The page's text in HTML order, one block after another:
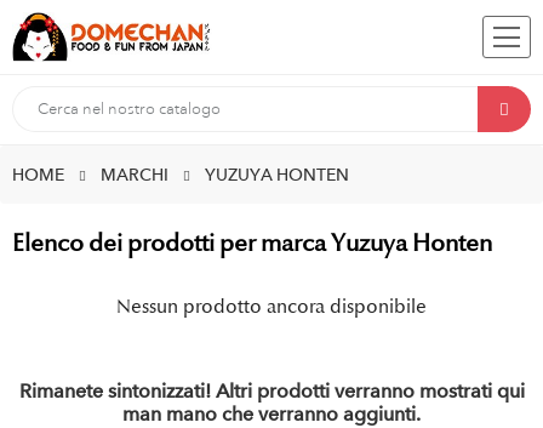
HOME MARCHI YUZUYA HONTEN
Elenco dei prodotti per marca Yuzuya Honten
Nessun prodotto ancora disponibile
Rimanete sintonizzati! Altri prodotti verranno mostrati qui
man mano che verranno aggiunti.